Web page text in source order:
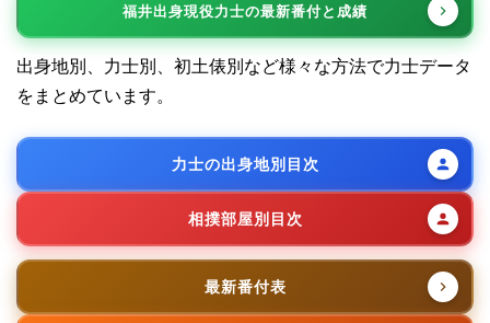
福井出身現役力士の最新番付と成績
出身地別、力士別、初土俵別など様々な方法で力士データ
をまとめています。
力士の出身地別目次
相撲部屋別目次
最新番付表